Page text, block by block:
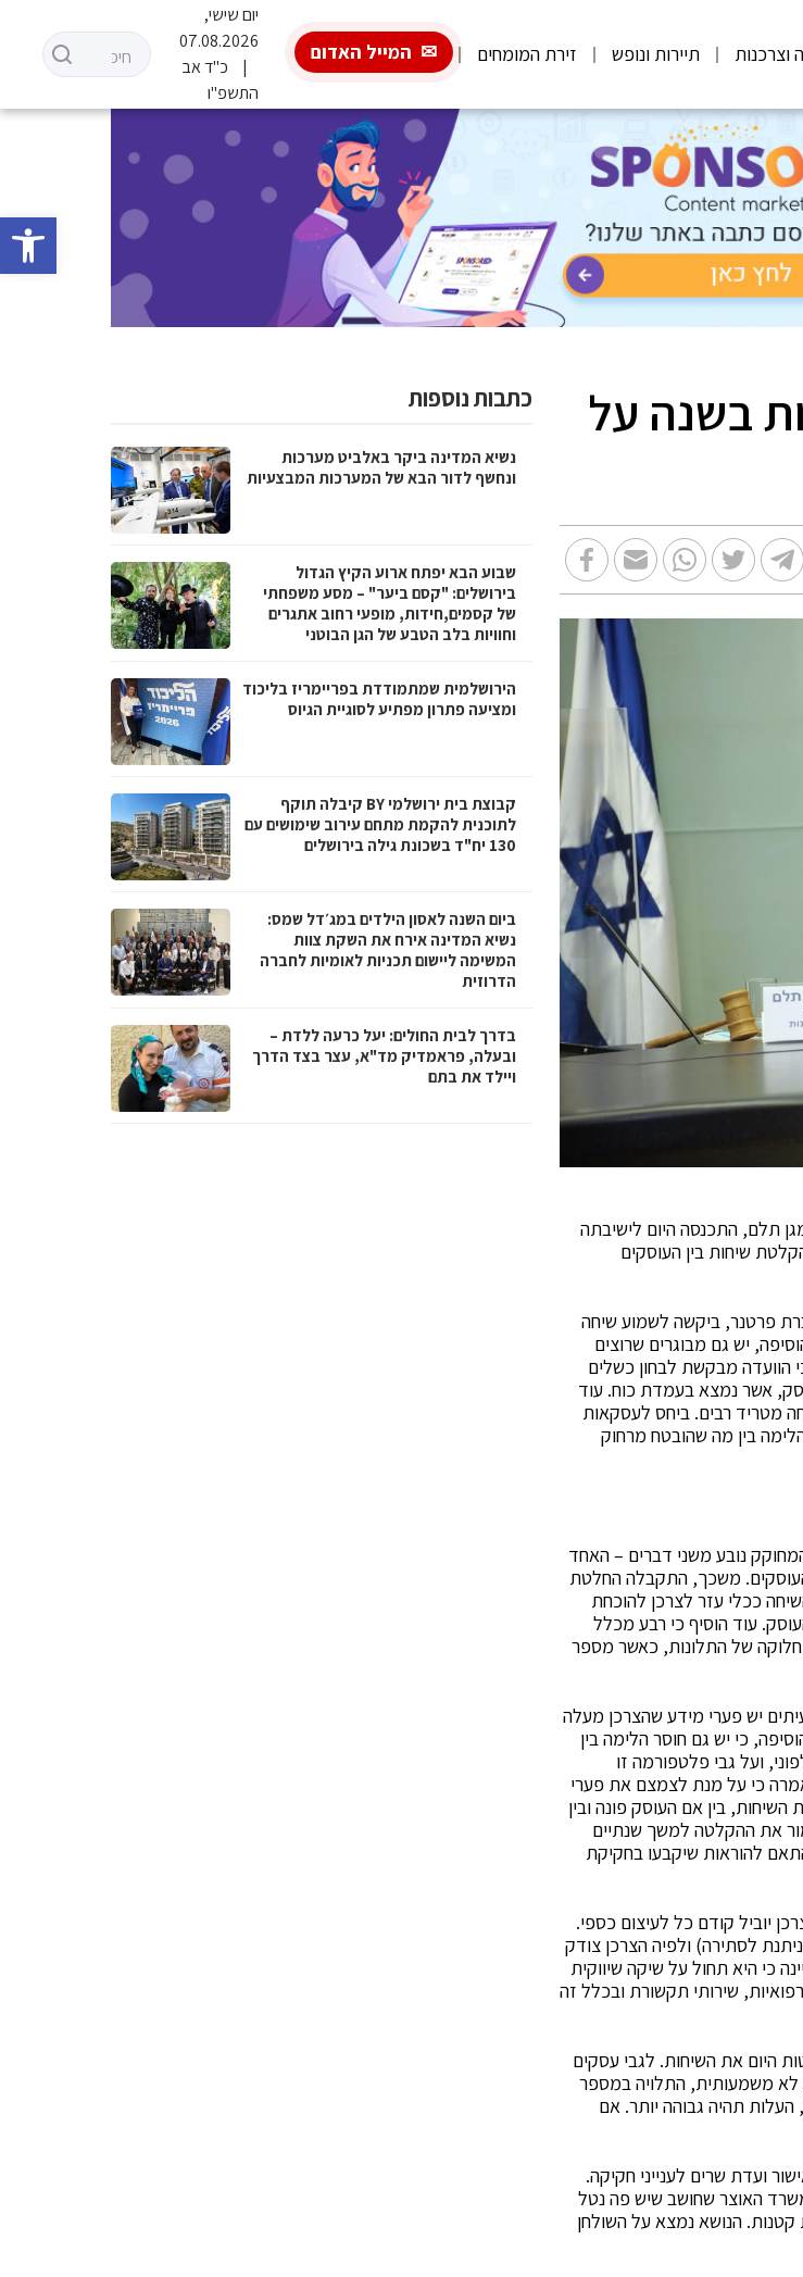
פתח
וצרכנות תיירות ונופש זירת המומחים המייל האדום
יום שישי,
07.08.2026
כ"ד אב
התשפ"ו
בשנה על
תלם, התכנסה היום לישיבתה
שיחות בין העוסקים
פרטנר, ביקשה לשמוע שיחה
יש גם מבוגרים שרוצים
הוועדה מבקשת לבחון כשלים
אשר נמצא בעמדת כוח. עוד
מטריד רבים. ביחס לעסקאות
בין מה שהובטח מרחוק
נובע משני דברים – האחד
העוסקים. משכך, התקבלה החלטת
של השיחה ככלי עזר לצרכן להוכחת
עוד הוסיף כי רבע מכלל
חלוקה של התלונות, כאשר מספר
יש פערי מידע שהצרכן מעלה
כי יש גם חוסר הלימה בין
ועל גבי פלטפורמה זו
כי על מנת לצמצם את פערי
בין אם העוסק פונה ובין
את ההקלטה למשך שנתיים
להוראות שיקבעו בחקיקת
יוביל קודם כל לעיצום כספי.
לסתירה) ולפיה הצרכן צודק
כי היא תחול על שיקה שיווקית
שירותי תקשורת ובכלל זה
היום את השיחות. לגבי עסקים
לא משמעותית, התלויה במספר
תהיה גבוהה יותר. אם
ועדת שרים לענייני חקיקה.
האוצר שחושב שיש פה נטל
הנושא נמצא על השולחן
כתבות נוספות
נשיא המדינה ביקר באלביט מערכות
ונחשף לדור הבא של המערכות המבצעיות
שבוע הבא יפתח ארוע הקיץ הגדול
בירושלים: "קסם ביער" – מסע משפחתי
של קסמים,חידות, מופעי רחוב אתגרים
וחוויות בלב הטבע של הגן הבוטני
הירושלמית שמתמודדת בפריימריז בליכוד
ומציעה פתרון מפתיע לסוגיית הגיוס
קבוצת בית ירושלמי BY קיבלה תוקף
לתוכנית להקמת מתחם עירוב שימושים עם
130 יח"ד בשכונת גילה בירושלים
ביום השנה לאסון הילדים במג׳דל שמס:
נשיא המדינה אירח את השקת צוות
המשימה ליישום תכניות לאומיות לחברה
הדרוזית
בדרך לבית החולים: יעל כרעה ללדת –
ובעלה, פראמדיק מד"א, עצר בצד הדרך
ויילד את בתם